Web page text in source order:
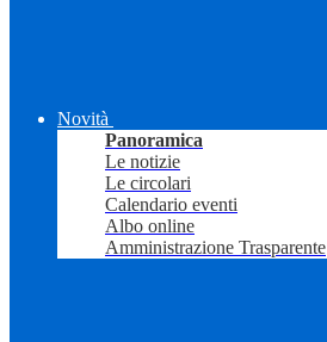
Novità
Panoramica
Le notizie
Le circolari
Calendario eventi
Albo online
Amministrazione Trasparente